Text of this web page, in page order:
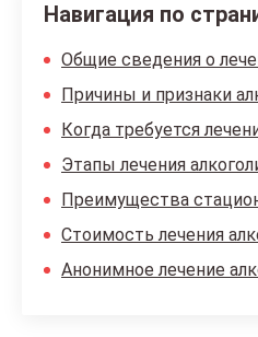
Навигация по
Общие сведения о
Причины и признаки
Когда требуется
Этапы лечения
Преимущества
Стоимость лечения
Анонимное лечение